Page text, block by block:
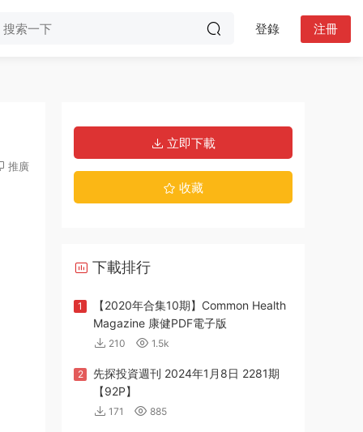
登錄 注冊
推廣
立即下載
收藏
下載排行
1
【2020年合集10期】Common Health
Magazine 康健PDF電子版
210 1.5k
2
先探投資週刊 2024年1月8日 2281期
【92P】
171 885